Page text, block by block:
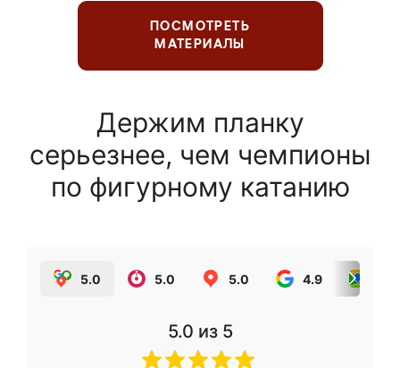
ПОСМОТРЕТЬ
МАТЕРИАЛЫ
Держим планку
серьезнее, чем чемпионы
по фигурному катанию
5.0 5.0 5.0 4.9
5.0 из 5